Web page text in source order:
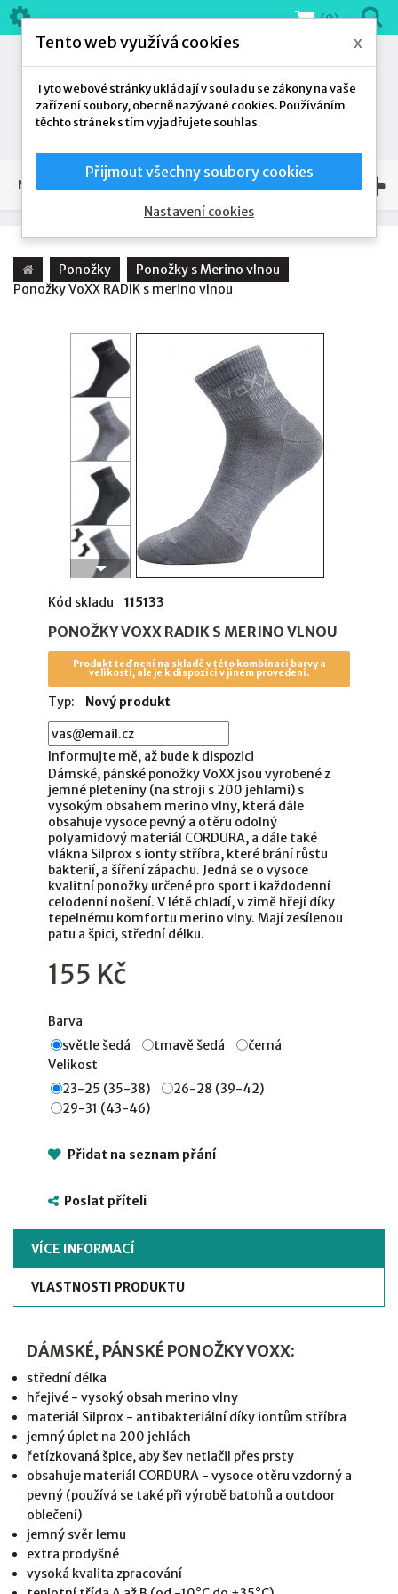
(0)
NAŠE NABÍDKA
Ponožky
Ponožky s Merino vlnou
Ponožky VoXX RADIK s merino vlnou
Kód skladu 115133
PONOŽKY VOXX RADIK S MERINO VLNOU
Produkt teď není na skladě v této kombinaci barvy a
velikosti, ale je k dispozici v jiném provedení.
Typ: Nový produkt
Informujte mě, až bude k dispozici
Dámské, pánské ponožky VoXX jsou vyrobené z
jemné pleteniny (na stroji s 200 jehlami) s
vysokým obsahem merino vlny, která dále
obsahuje vysoce pevný a otěru odolný
polyamidový materiál CORDURA, a dále také
vlákna Silprox s ionty stříbra, které brání růstu
bakterií, a šíření zápachu. Jedná se o vysoce
kvalitní ponožky určené pro sport i každodenní
celodenní nošení. V létě chladí, v zimě hřejí díky
tepelnému komfortu merino vlny. Mají zesílenou
patu a špici, střední délku.
155 Kč
Barva
světle šedá
tmavě šedá
černá
Velikost
23-25 (35-38)
26-28 (39-42)
29-31 (43-46)
Přidat na seznam přání
Poslat příteli
VÍCE INFORMACÍ
VLASTNOSTI PRODUKTU
DÁMSKÉ, PÁNSKÉ PONOŽKY VOXX:
střední délka
hřejivé - vysoký obsah merino vlny
materiál Silprox - antibakteriální díky iontům stříbra
jemný úplet na 200 jehlách
řetízkovaná špice, aby šev netlačil přes prsty
obsahuje materiál CORDURA - vysoce otěru vzdorný a
pevný (používá se také při výrobě batohů a outdoor
oblečení)
jemný svěr lemu
extra prodyšné
vysoká kvalita zpracování
Tento web využívá cookies x
Tyto webové stránky ukládají v souladu se zákony na vaše
zařízení soubory, obecně nazývané cookies. Používáním
těchto stránek s tím vyjadřujete souhlas.
Přijmout všechny soubory cookies
Nastavení cookies